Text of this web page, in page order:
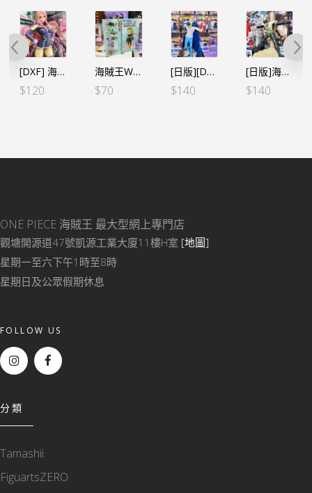
[DXF] 海賊王 THE GRANDLINE SERIES 蛋頭島 邦妮 (行)
$120
海賊王WCF -蛋頭島篇 VOL.1-卓洛 (行版)
$70
[日版][DXF] 海賊王 ～THE GRANDLINE SERIES～SPECIAL 羅
$140
[日版]海賊王 生活系列 VOL.9 卓洛 海賊獵人 筆架
$140
ONE PIECE 海賊王 最大型網上專門店
觀塘開源道47號凱源工業大廈11樓H室 [地圖]
星期一至六下午1時至8時
星期日及公眾假期休息
FOLLOW US
分類
Tamashii
FiguartsZERO